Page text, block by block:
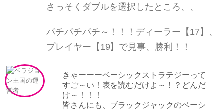
さっそくダブルを選択したところ、、
パチパチパチ～！！！ディーラー【17】、
プレイヤー【19】で見事、勝利！！
きゃーーーベーシックストラテジーって
すご～い！表を読むだけよ～！？どんだ
け～！！！
皆さんにも、ブラックジャックのベーシ